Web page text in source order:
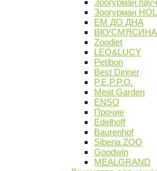
Зоогурман пауч
Зоогурман
ЕМ ДО ДНА
ВКУСМЯСИНА
Zoodiet
LEO&LUCY
Petibon
Best Dinner
P.E.P.P.O.
Meat Garden
ENSO
Прочие
Edelhoff
Baurenhof
Siberia ZOO
Goodwin
MEALGRAND